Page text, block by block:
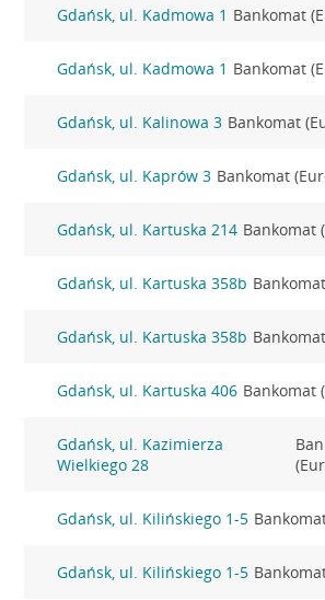
Gdańsk, ul. Kadmowa 1 Bankomat
Gdańsk, ul. Kadmowa 1 Bankomat
Gdańsk, ul. Kalinowa 3 Bankomat
Gdańsk, ul. Kaprów 3 Bankomat
Gdańsk, ul. Kartuska 214 Bankomat
Gdańsk, ul. Kartuska 358b
Gdańsk, ul. Kartuska 358b
Gdańsk, ul. Kartuska 406 Bankomat
Gdańsk, ul. Kazimierza
Wielkiego 28
Gdańsk, ul. Kilińskiego 1-5
Gdańsk, ul. Kilińskiego 1-5